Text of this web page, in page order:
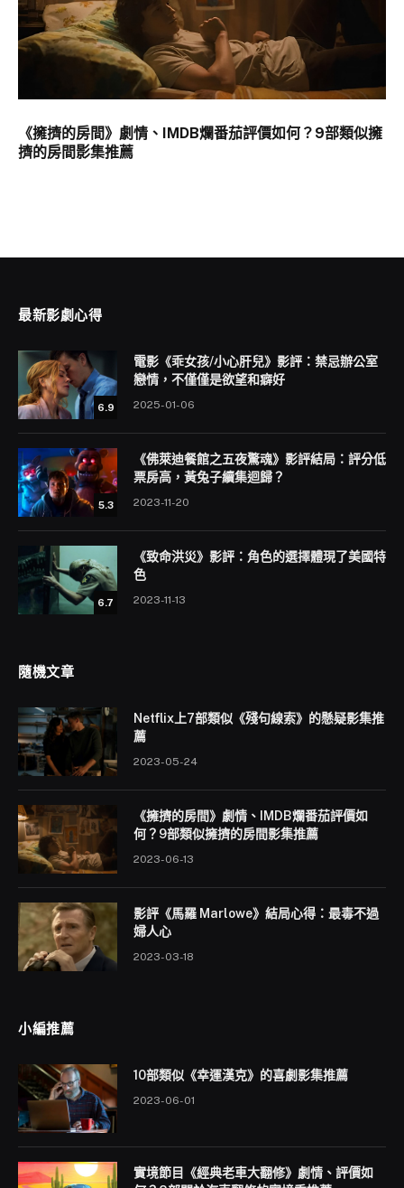
《擁擠的房間》劇情、IMDB爛番茄評價如何？9部類似擁
擠的房間影集推薦
最新影劇心得
6.9
電影《乖女孩/小心肝兒》影評：禁忌辦公室
戀情，不僅僅是欲望和癖好
2025-01-06
5.3
《佛萊迪餐館之五夜驚魂》影評結局：評分低
票房高，黃兔子續集迴歸？
2023-11-20
6.7
《致命洪災》影評：角色的選擇體現了美國特
色
2023-11-13
隨機文章
Netflix上7部類似《殘句線索》的懸疑影集推
薦
2023-05-24
《擁擠的房間》劇情、IMDB爛番茄評價如
何？9部類似擁擠的房間影集推薦
2023-06-13
影評《馬羅 Marlowe》結局心得：最毒不過
婦人心
2023-03-18
小編推薦
10部類似《幸運漢克》的喜劇影集推薦
2023-06-01
實境節目《經典老車大翻修》劇情、評價如